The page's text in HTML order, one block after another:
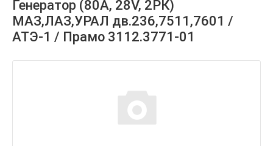
Генератор (80А, 28V, 2РК)
МАЗ,ЛАЗ,УРАЛ дв.236,7511,7601 /
АТЭ-1 / Прамо 3112.3771-01